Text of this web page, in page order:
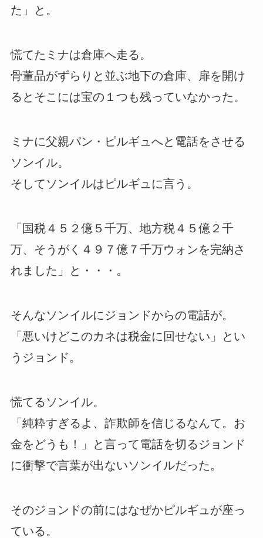
た」と。
慌てたミナは倉庫へ走る。
骨董品がずらりと並ぶ地下の倉庫、扉を開け
るとそこには宝の１つも残っていなかった。
ミナに父親パン・ピルギュへと電話をさせる
ソンイル。
そしてソンイルはピルギュに言う。
「国税４５２億５千万、地方税４５億２千
万、そうがく４９７億７千万ウォンを完納さ
れました」と・・・。
そんなソンイルにジョンドからの電話が。
「悪いけどこのカネは税金に回せない」とい
うジョンド。
慌てるソンイル。
「純粋すぎるよ、詐欺師を信じるなんて。お
金をどうも！」と言って電話を切るジョンド
に衝撃で言葉が出ないソンイルだった。
そのジョンドの前にはなぜかピルギュが座っ
ている。